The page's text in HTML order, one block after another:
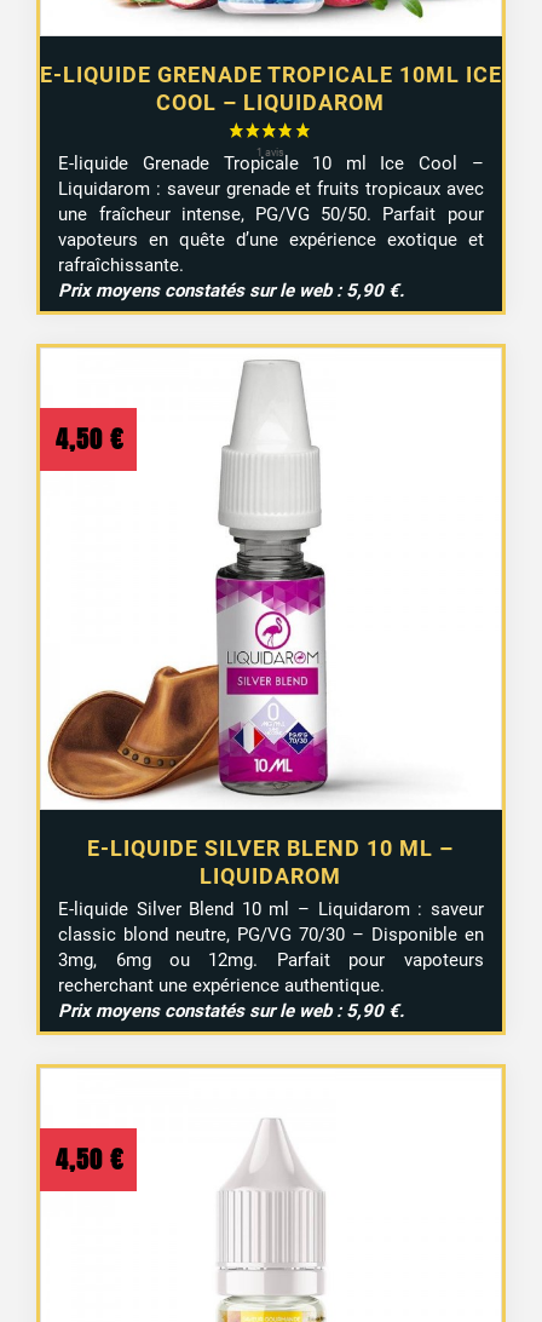
E-LIQUIDE GRENADE TROPICALE 10ML ICE
COOL – LIQUIDAROM
E-liquide Grenade Tropicale 10 ml Ice Cool –
Liquidarom : saveur grenade et fruits tropicaux avec
une fraîcheur intense, PG/VG 50/50. Parfait pour
vapoteurs en quête d’une expérience exotique et
rafraîchissante.
Prix moyens constatés sur le web : 5,90 €.
E-LIQUIDE SILVER BLEND 10 ML –
LIQUIDAROM
4,50 €
E-liquide Silver Blend 10 ml – Liquidarom : saveur
classic blond neutre, PG/VG 70/30 – Disponible en
3mg, 6mg ou 12mg. Parfait pour vapoteurs
recherchant une expérience authentique.
Prix moyens constatés sur le web : 5,90 €.
4,50 €